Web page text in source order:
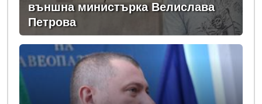
външна министърка Велислава
Петрова